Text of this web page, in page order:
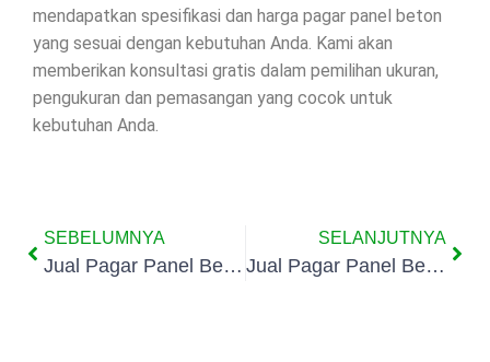
mendapatkan spesifikasi dan harga pagar panel beton
yang sesuai dengan kebutuhan Anda. Kami akan
memberikan konsultasi gratis dalam pemilihan ukuran,
pengukuran dan pemasangan yang cocok untuk
kebutuhan Anda.
SEBELUMNYA
Jual Pagar Panel Beton Di Gambir
SELANJUTNYA
Jual Pagar Panel Beton Di Duri Pulo